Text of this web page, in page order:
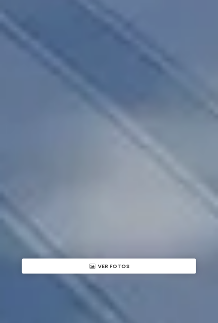
VER FOTOS